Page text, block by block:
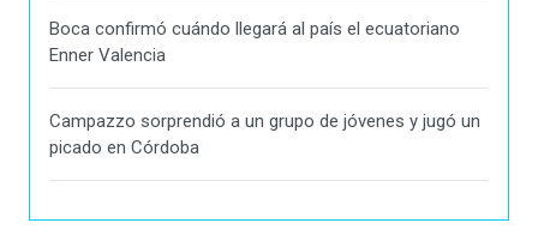
Boca confirmó cuándo llegará al país el ecuatoriano
Enner Valencia
Campazzo sorprendió a un grupo de jóvenes y jugó un
picado en Córdoba